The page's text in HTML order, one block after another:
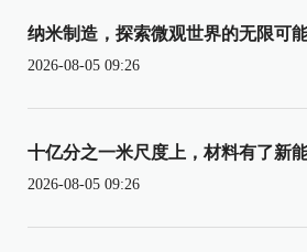
纳米制造，探索微观世界的无限可
2026-08-05 09:26
十亿分之一米尺度上，材料有了新
2026-08-05 09:26